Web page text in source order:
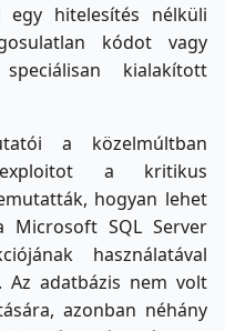
egy hitelesítés nélküli
kódot vagy
kialakított
a közelmúltban
a kritikus
hogyan lehet
Microsoft SQL Server
használatával
Az adatbázis nem volt
azonban néhány